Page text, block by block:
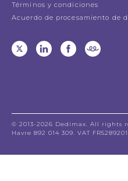
Términos y condiciones
Acuerdo de procesamiento de
© 2013-2026 Dedimax. All rights
Havre 892 014 309. VAT